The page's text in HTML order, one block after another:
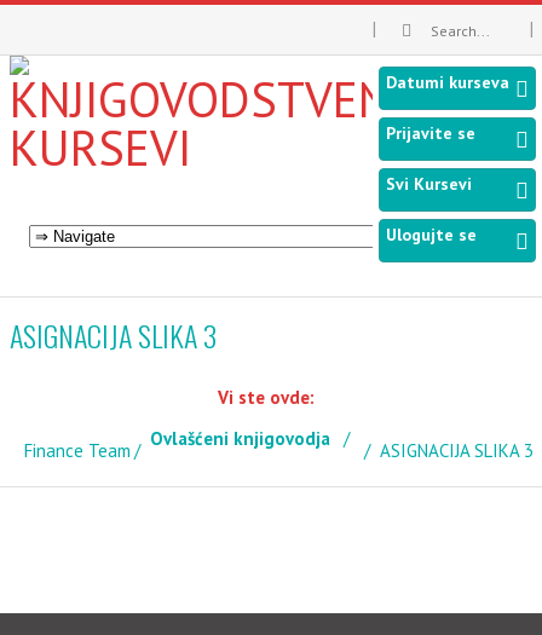
ASIGNACIJA SLIKA 3
Vi ste ovde:
Finance Team
Ovlašćeni knjigovodja
ASIGNACIJA SLIKA 3
Datumi kurseva
Prijavite se
Svi Kursevi
Ulogujte se